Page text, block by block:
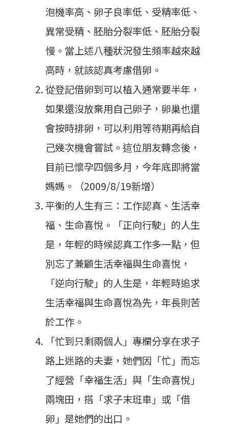
泡機率高、卵子良率低、受精率低、
異常受精、胚胎分裂率低、胚胎分裂
慢。當上述八種狀況發生頻率越來越
高時，就該認真考慮借卵。
從登記借卵到可以植入通常要半年，
如果還沒放棄用自己卵子，卵巢也還
會按時排卵，可以利用等待期再給自
己幾次機會嘗試。這位朋友轉念後，
目前已懷孕四個多月，今年底即將當
媽媽。（2009/8/19新增）
平衡的人生有三：工作認真、生活幸
福、生命喜悅。「正向行駛」的人生
是，年輕的時候認真工作多一點，但
別忘了兼顧生活幸福與生命喜悅，
「逆向行駛」的人生是，年輕時追求
生活幸福與生命喜悅為先，年長則苦
於工作。
「忙到只剩兩個人」專欄分享在求子
路上迷路的夫妻，她們因「忙」而忘
了經營「幸福生活」與「生命喜悅」
兩塊田，搭「求子末班車」或「借
卵」是她們的出口。